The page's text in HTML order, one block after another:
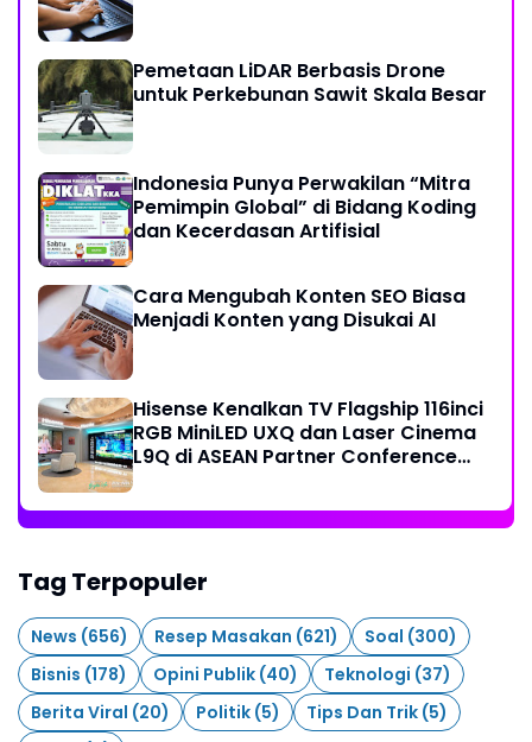
Pemetaan LiDAR Berbasis Drone
untuk Perkebunan Sawit Skala Besar
Indonesia Punya Perwakilan “Mitra
Pemimpin Global” di Bidang Koding
dan Kecerdasan Artifisial
Cara Mengubah Konten SEO Biasa
Menjadi Konten yang Disukai AI
Hisense Kenalkan TV Flagship 116inci
RGB MiniLED UXQ dan Laser Cinema
L9Q di ASEAN Partner Conference
Tag Terpopuler
News (656) Resep Masakan (621) Soal (300)
Bisnis (178) Opini Publik (40) Teknologi (37)
Berita Viral (20) Politik (5) Tips Dan Trik (5)